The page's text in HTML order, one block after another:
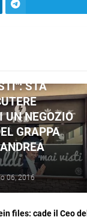
STA
UN NEGOZIO
GRAPPA
06, 2016
files: cade il Ceo del